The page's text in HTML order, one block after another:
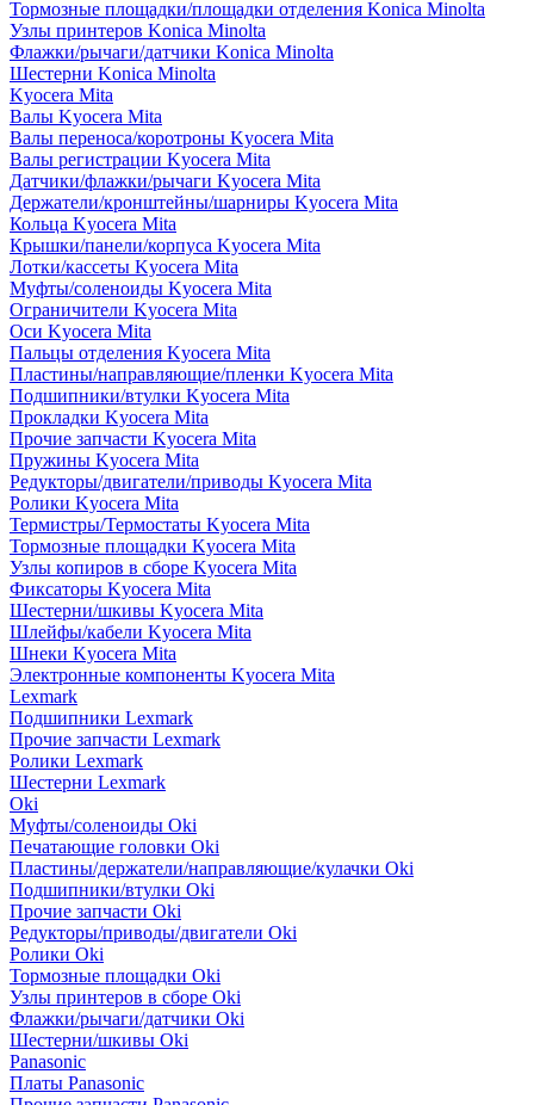
Тормозные площадки/площадки отделения Konica Minolta
Узлы принтеров Konica Minolta
Флажки/рычаги/датчики Konica Minolta
Шестерни Konica Minolta
Kyocera Mita
Валы Kyocera Mita
Валы переноса/коротроны Kyocera Mita
Валы регистрации Kyocera Mita
Датчики/флажки/рычаги Kyocera Mita
Держатели/кронштейны/шарниры Kyocera Mita
Кольца Kyocera Mita
Крышки/панели/корпуса Kyocera Mita
Лотки/кассеты Kyocera Mita
Муфты/соленоиды Kyocera Mita
Ограничители Kyocera Mita
Оси Kyocera Mita
Пальцы отделения Kyocera Mita
Пластины/направляющие/пленки Kyocera Mita
Подшипники/втулки Kyocera Mita
Прокладки Kyocera Mita
Прочие запчасти Kyocera Mita
Пружины Kyocera Mita
Редукторы/двигатели/приводы Kyocera Mita
Ролики Kyocera Mita
Термистры/Термостаты Kyocera Mita
Тормозные площадки Kyocera Mita
Узлы копиров в сборе Kyocera Mita
Фиксаторы Kyocera Mita
Шестерни/шкивы Kyocera Mita
Шлейфы/кабели Kyocera Mita
Шнеки Kyocera Mita
Электронные компоненты Kyocera Mita
Lexmark
Подшипники Lexmark
Прочие запчасти Lexmark
Ролики Lexmark
Шестерни Lexmark
Oki
Муфты/соленоиды Oki
Печатающие головки Oki
Пластины/держатели/направляющие/кулачки Oki
Подшипники/втулки Oki
Прочие запчасти Oki
Редукторы/приводы/двигатели Oki
Ролики Oki
Тормозные площадки Oki
Узлы принтеров в сборе Oki
Флажки/рычаги/датчики Oki
Шестерни/шкивы Oki
Panasonic
Платы Panasonic